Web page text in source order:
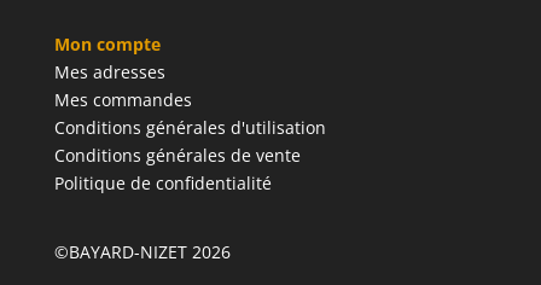
Mon compte
Mes adresses
Mes commandes
Conditions générales d'utilisation
Conditions générales de vente
Politique de confidentialité
©BAYARD-NIZET 2026